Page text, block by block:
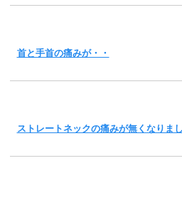
首と手首の痛みが・・
ストレートネックの痛みが無くなりま